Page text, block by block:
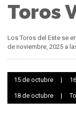
Toros
Los Toros del Este se
de noviembre, 2025 a
15 de octubre |
18 de octubre |